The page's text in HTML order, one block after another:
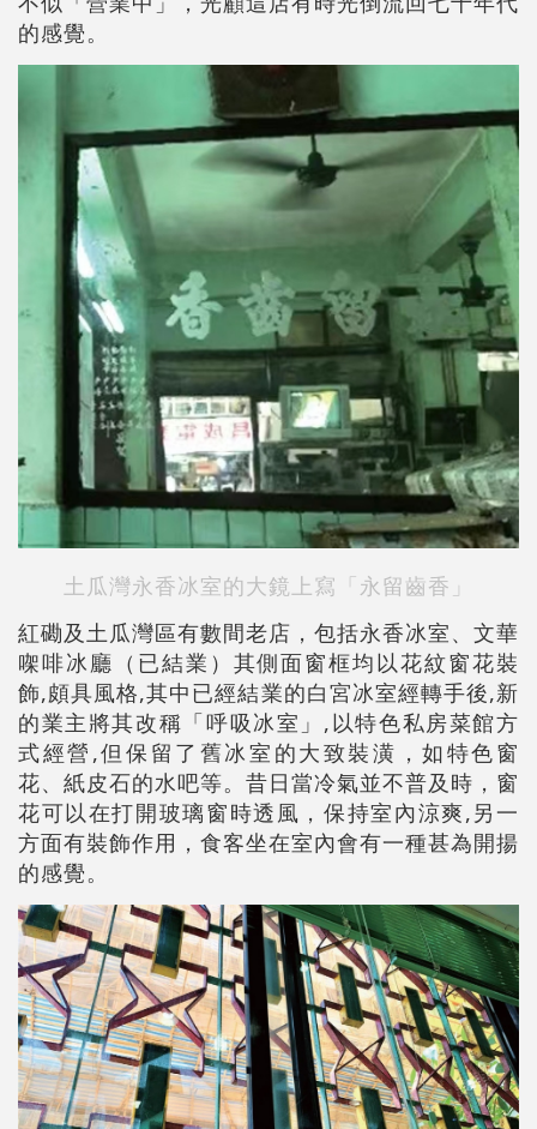
的感覺。
土瓜灣永香冰室的大鏡上寫「永留齒香」
紅磡及土瓜灣區有數間老店，包括永香冰室、文華
㗎啡冰廳（已結業）其側面窗框均以花紋窗花裝
飾,頗具風格,其中已經結業的白宮冰室經轉手後,新
的業主將其改稱「呼吸冰室」,以特色私房菜館方
式經營,但保留了舊冰室的大致裝潢，如特色窗
花、紙皮石的水吧等。昔日當冷氣並不普及時，窗
花可以在打開玻璃窗時透風，保持室內涼爽,另一
方面有裝飾作用，食客坐在室內會有一種甚為開揚
的感覺。